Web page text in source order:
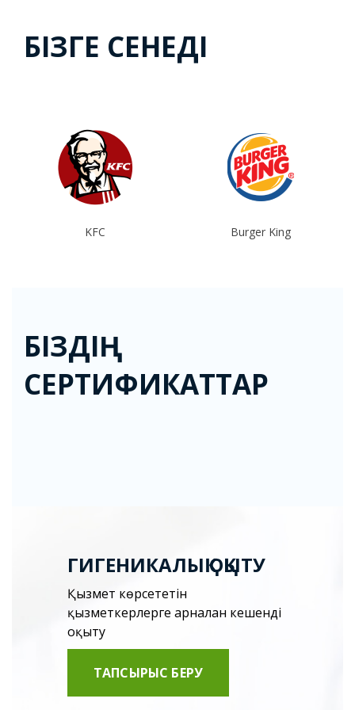
БІЗГЕ СЕНЕДІ
KFC Burger King
БІЗДІҢ
СЕРТИФИКАТТАР
ГИГЕНИКАЛЫҚ ОҚЫТУ
Қызмет көрсететін
қызметкерлерге арналған кешенді
оқыту
ТАПСЫРЫС БЕРУ